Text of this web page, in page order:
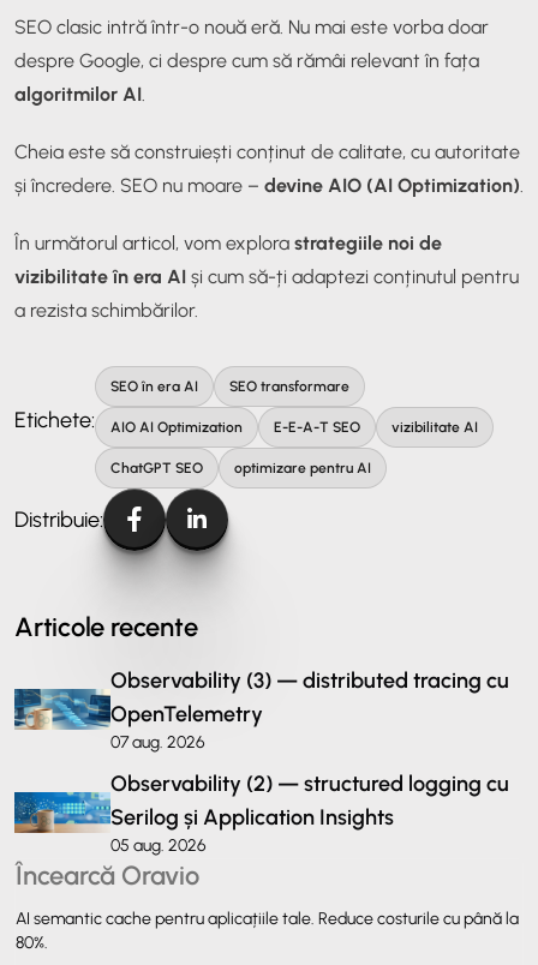
SEO clasic intră într-o nouă eră. Nu mai este vorba doar
despre Google, ci despre cum să rămâi relevant în fața
algoritmilor AI
Cheia este să construiești conținut de calitate, cu autoritate
și încredere. SEO nu moare – devine AIO (AI Optimization)
În următorul articol, vom explora strategiile noi de
vizibilitate în era AI și cum să-ți adaptezi conținutul pentru
a rezista schimbărilor.
Etichete:
SEO în era AI SEO transformare
AIO AI Optimization E-E-A-T SEO vizibilitate AI
ChatGPT SEO optimizare pentru AI
Distribuie:
Articole recente
Observability (3) — distributed tracing cu
OpenTelemetry
07 aug. 2026
Observability (2) — structured logging cu
Serilog și Application Insights
05 aug. 2026
Încearcă Oravio
AI semantic cache pentru aplicațiile tale. Reduce costurile cu până la
80%.